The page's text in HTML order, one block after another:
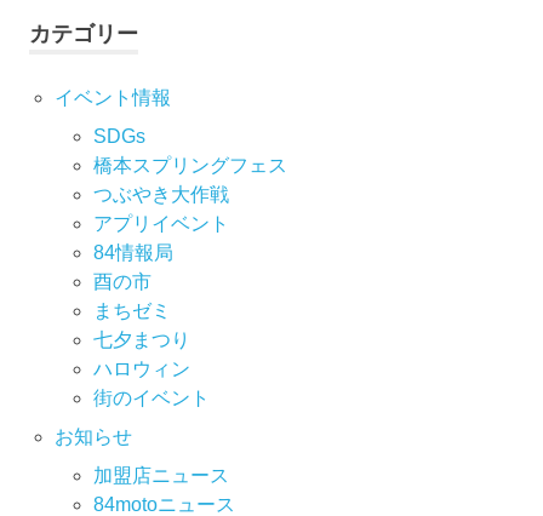
カテゴリー
イベント情報
SDGs
橋本スプリングフェス
つぶやき大作戦
アプリイベント
84情報局
酉の市
まちゼミ
七⼣まつり
ハロウィン
街のイベント
お知らせ
加盟店ニュース
84motoニュース